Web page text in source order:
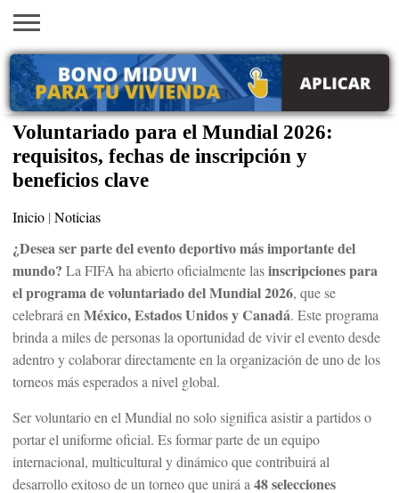
INICIO
AYUDAS
ECONÓMICAS
VACANTES
EN EEUU
SACA
TU
VISA
EMPLEOS
TRÁMITES
PRÉSTAMOS
CURSOS
HOGAR
BELLEZA
Voluntariado para el Mundial 2026:
requisitos, fechas de inscripción y
beneficios clave
Inicio | Noticias
¿Desea ser parte del evento deportivo más importante del
mundo? La FIFA ha abierto oficialmente lasinscripciones para
el programa de voluntariado del Mundial 2026, que se
celebrará en México, Estados Unidos y Canadá. Este programa
brinda a miles de personas la oportunidad de vivir el evento desde
adentro y colaborar directamente en la organización de uno de los
torneos más esperados a nivel global.
Ser voluntario en el Mundial no solo significa asistir a partidos o
portar el uniforme oficial. Es formar parte de un equipo
internacional, multicultural y dinámico que contribuirá al
desarrollo exitoso de un torneo que unirá a 48 selecciones